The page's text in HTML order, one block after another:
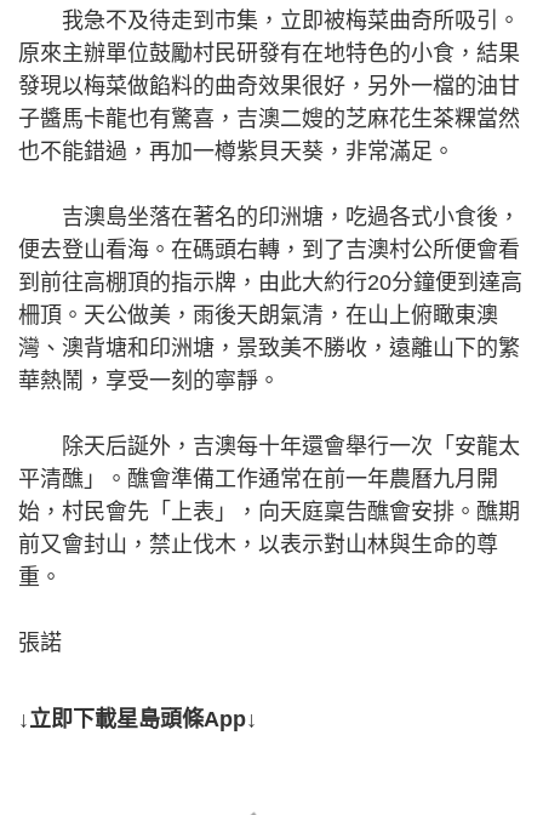
我急不及待走到市集，立即被梅菜曲奇所吸引。
原來主辦單位鼓勵村民研發有在地特色的小食，結果
發現以梅菜做餡料的曲奇效果很好，另外一檔的油甘
子醬馬卡龍也有驚喜，吉澳二嫂的芝麻花生茶粿當然
也不能錯過，再加一樽紫貝天葵，非常滿足。
吉澳島坐落在著名的印洲塘，吃過各式小食後，
便去登山看海。在碼頭右轉，到了吉澳村公所便會看
到前往高棚頂的指示牌，由此大約行20分鐘便到達高
柵頂。天公做美，雨後天朗氣清，在山上俯瞰東澳
灣、澳背塘和印洲塘，景致美不勝收，遠離山下的繁
華熱鬧，享受一刻的寧靜。
除天后誕外，吉澳每十年還會舉行一次「安龍太
平清醮」。醮會準備工作通常在前一年農曆九月開
始，村民會先「上表」，向天庭稟告醮會安排。醮期
前又會封山，禁止伐木，以表示對山林與生命的尊
重。
張諾
↓立即下載星島頭條App↓